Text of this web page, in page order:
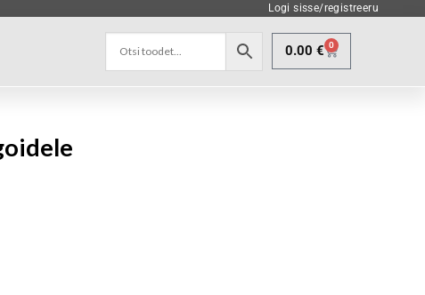
Logi sisse/registreeru
0.00 € 0